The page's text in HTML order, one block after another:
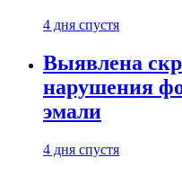
4 дня спустя
Выявлена
нарушения
эмали
4 дня спустя